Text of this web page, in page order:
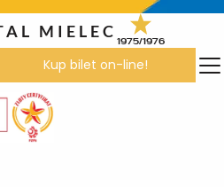
MIELEC
1975/1976
Kup bilet on-line!